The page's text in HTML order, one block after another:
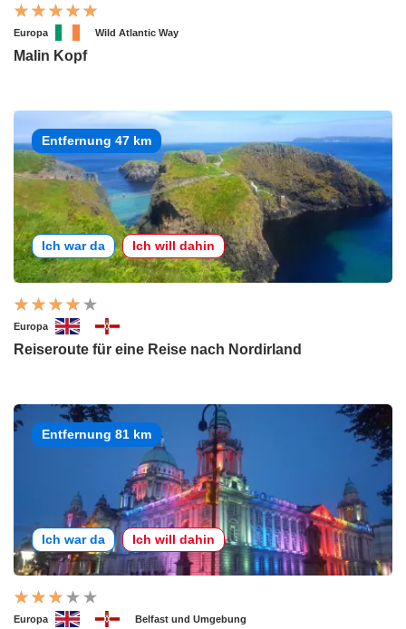
Europa Wild Atlantic Way
Malin Kopf
Entfernung 47 km
Ich war da Ich will dahin
Europa
Reiseroute für eine Reise nach Nordirland
Entfernung 81 km
Ich war da Ich will dahin
Europa Belfast und Umgebung